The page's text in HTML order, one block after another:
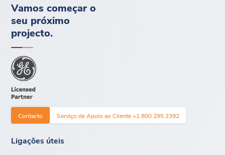
Vamos começar o
seu próximo
projecto.
Contacto Serviço de Apoio ao Cliente +1 800 295 2392
Ligações úteis